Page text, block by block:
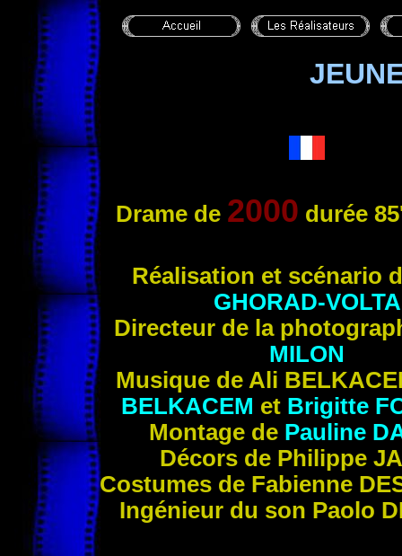
Drame de 2000 durée
Réalisation et scénario
GHORAD-VOLTA
Directeur de la
MILON
Musique de Ali
BELKACEM et Brigitte
Montage de Pauline
Décors de Philippe
Costumes de Fabienne
Ingénieur du son Paolo